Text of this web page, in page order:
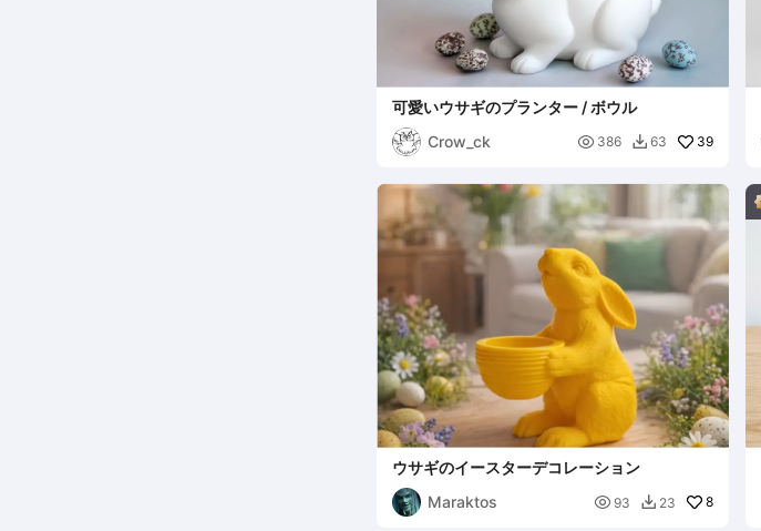
可愛いウサギのプランター / ボウル
Crow_ck
 386  63 39
ウサギのイースターデコレーション
Maraktos
 93  23 8